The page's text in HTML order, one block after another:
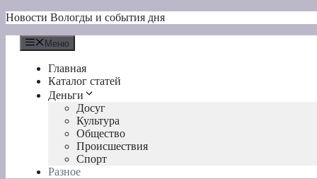
Перейти
содержимому
Новости Вологды и события дня
Меню
Главная
Каталог статей
Деньги
Досуг
Культура
Общество
Происшествия
Спорт
Разное